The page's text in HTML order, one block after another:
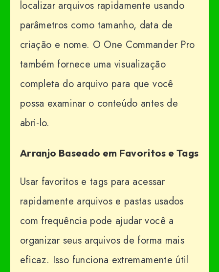
localizar arquivos rapidamente usando
parâmetros como tamanho, data de
criação e nome. O One Commander Pro
também fornece uma visualização
completa do arquivo para que você
possa examinar o conteúdo antes de
abri-lo.
Arranjo Baseado em Favoritos e Tags
Usar favoritos e tags para acessar
rapidamente arquivos e pastas usados ​​
com frequência pode ajudar você a
organizar seus arquivos de forma mais
eficaz. Isso funciona extremamente útil